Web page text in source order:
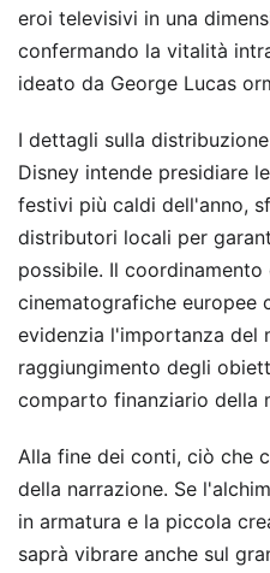
eroi televisivi in una
confermando la vitalità
ideato da George Lucas
I dettagli sulla
Disney intende presidiare
festivi più caldi dell'anno,
distributori locali per
possibile. Il
cinematografiche europee
evidenzia l'importanza del
raggiungimento degli
comparto finanziario della
Alla fine dei conti, ciò che
della narrazione. Se
in armatura e la piccola
saprà vibrare anche sul